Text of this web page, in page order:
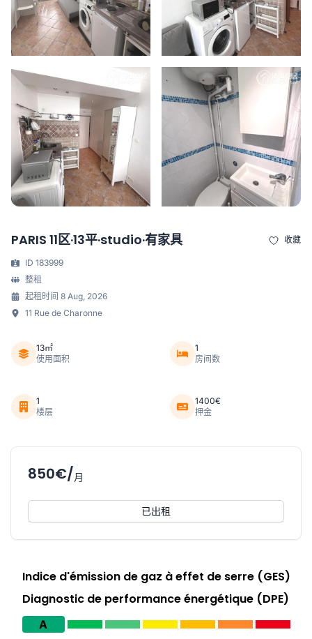
PARIS 11区·13平·studio·有家具 收藏
ID 183999
整租
起租时间 8 Aug, 2026
11 Rue de Charonne
13㎡
使用面积
1
房间数
1
楼层
1400€
押金
850€/月
已出租
Indice d'émission de gaz à effet de serre (GES)
Diagnostic de performance énergétique (DPE)
A